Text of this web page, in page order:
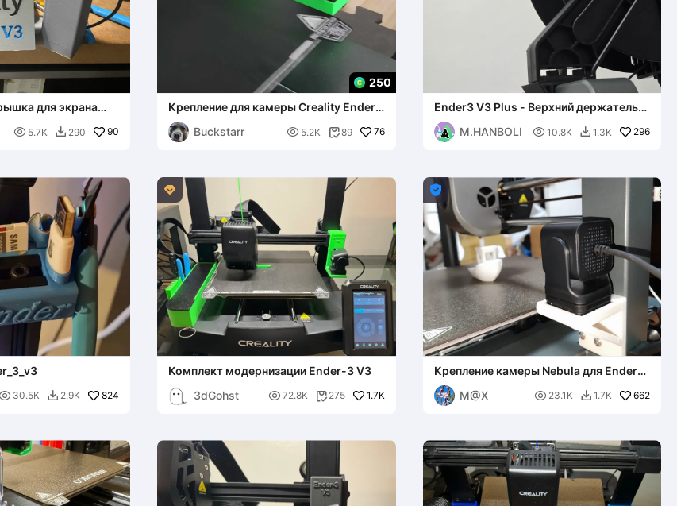
для экрана
3 V3 Plus
 5.7K  290 90
250
Крепление для камеры Creality Ender-
3 V3 Plus v2
Buckstarr
 5.2K 89 76
Ender3 V3 Plus - Верхний держатель
филамента
M.HANBOLI
 10.8K  1.3K 296
 30.5K  2.9K 824

Комплект модернизации Ender-3 V3
3dGohst
 72.8K  275 1.7K

Крепление камеры Nebula для Ender-3
V3
M@X
 23.1K  1.7K 662